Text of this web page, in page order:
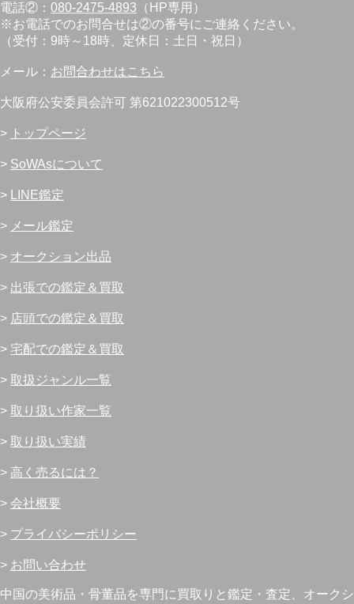
電話②： 080-2475-4893 （HP専用）
※お電話でのお問合せは②の番号にご連絡ください。
（受付：9時～18時、定休日：土日・祝日）
メール： お問合わせはこちら
大阪府公安委員会許可 第621022300512号
> トップページ
> SoWAsについて
> LINE鑑定
> メール鑑定
> オークション出品
> 出張での鑑定＆買取
> 店頭での鑑定＆買取
> 宅配での鑑定＆買取
> 取扱ジャンル一覧
> 取り扱い作家一覧
> 取り扱い実績
> 高く売るには？
> 会社概要
> プライバシーポリシー
> お問い合わせ
中国の美術品・骨董品を専門に買取りと鑑定・査定、オークシ